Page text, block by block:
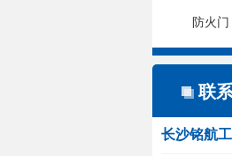
防火门
联
长沙铭航